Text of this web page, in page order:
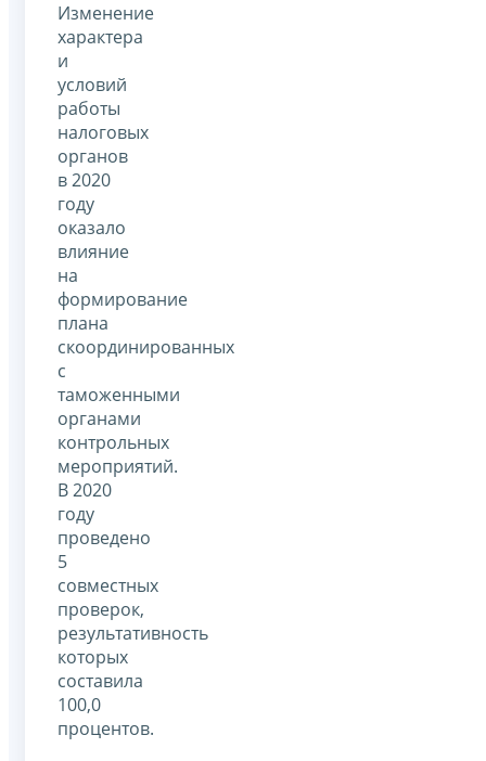
Изменение
характера
и
условий
работы
налоговых
органов
в 2020
году
оказало
влияние
на
формирование
плана
скоординированных
с
таможенными
органами
контрольных
мероприятий.
В 2020
году
проведено
5
совместных
проверок,
результативность
которых
составила
100,0
процентов.